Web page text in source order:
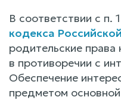
В соответствии с п. 1
кодекса
родительские права
в противоречии с
Обеспечение
предметом